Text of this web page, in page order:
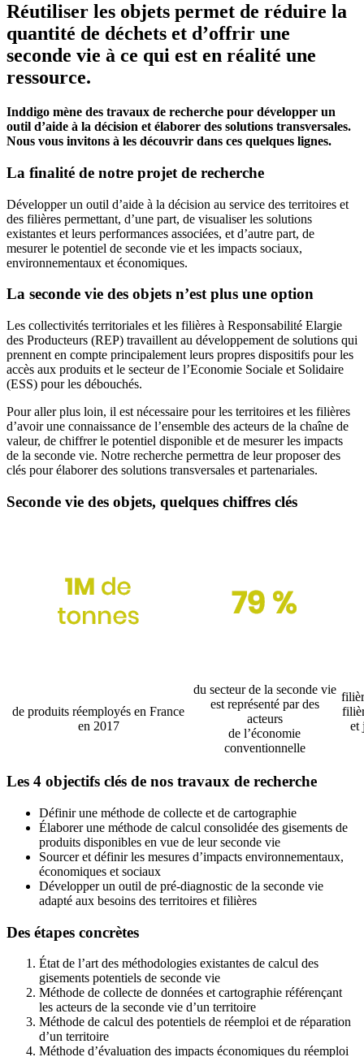
Réutiliser les objets permet de réduire la
quantité de déchets et d’offrir une
seconde vie à ce qui est en réalité une
ressource.
Inddigo mène des travaux de recherche pour développer un
outil d’aide à la décision et élaborer des solutions transversales.
Nous vous invitons à les découvrir dans ces quelques lignes.
La finalité de notre projet de recherche
Développer un outil d’aide à la décision au service des territoires et
des filières permettant, d’une part, de visualiser les solutions
existantes et leurs performances associées, et d’autre part, de
mesurer le potentiel de seconde vie et les impacts sociaux,
environnementaux et économiques.
La seconde vie des objets n’est plus une option
Les collectivités territoriales et les filières à Responsabilité Elargie
des Producteurs (REP) travaillent au développement de solutions qui
prennent en compte principalement leurs propres dispositifs pour les
accès aux produits et le secteur de l’Economie Sociale et Solidaire
(ESS) pour les débouchés.
Pour aller plus loin, il est nécessaire pour les territoires et les filières
d’avoir une connaissance de l’ensemble des acteurs de la chaîne de
valeur, de chiffrer le potentiel disponible et de mesurer les impacts
de la seconde vie. Notre recherche permettra de leur proposer des
clés pour élaborer des solutions transversales et partenariales.
Seconde vie des objets, quelques chiffres clés
de produits réemployés en France
en 2017
du secteur de la seconde vie
est représenté par des
acteurs
de l’économie
conventionnelle
et
Les 4 objectifs clés de nos travaux de recherche
Définir une méthode de collecte et de cartographie
Élaborer une méthode de calcul consolidée des gisements de
produits disponibles en vue de leur seconde vie
Sourcer et définir les mesures d’impacts environnementaux,
économiques et sociaux
Développer un outil de pré-diagnostic de la seconde vie
adapté aux besoins des territoires et filières
Des étapes concrètes
État de l’art des méthodologies existantes de calcul des
gisements potentiels de seconde vie
Méthode de collecte de données et cartographie référençant
les acteurs de la seconde vie d’un territoire
Méthode de calcul des potentiels de réemploi et de réparation
d’un territoire
Méthode d’évaluation des impacts économiques du réemploi